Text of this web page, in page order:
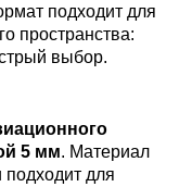
подходит для
пространства:
выбор.
5 мм. Материал
подходит для